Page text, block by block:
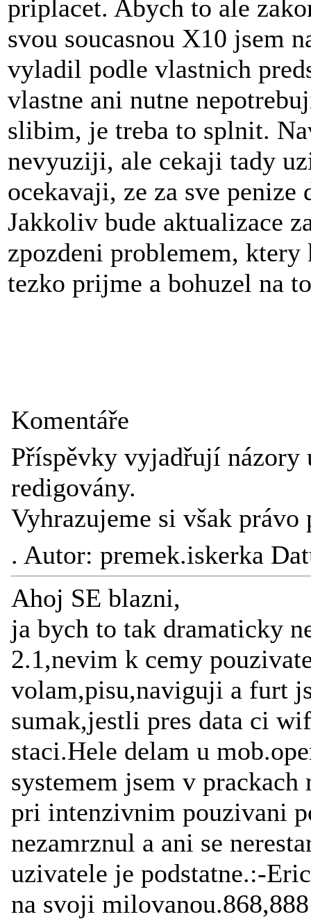
priplacet. Abych to ale
svou soucasnou X10 jsem
vyladil podle vlastnich
vlastne ani nutne
slibim, je treba to splnit.
nevyuziji, ale cekaji tady
ocekavaji, ze za sve
Jakkoliv bude aktualizace
zpozdeni problemem,
tezko prijme a bohuzel na
Komentáře
Příspěvky vyjadřují názory
redigovány.
Vyhrazujeme si však
. Autor: premek.iskerka
Ahoj SE blazni,
ja bych to tak dramaticky
2.1,nevim k cemy
volam,pisu,naviguji a furt
sumak,jestli pres data ci
staci.Hele delam u
systemem jsem v
pri intenzivnim pouzivani
nezamrznul a ani se
uzivatele je podstatne.:-
na svoji